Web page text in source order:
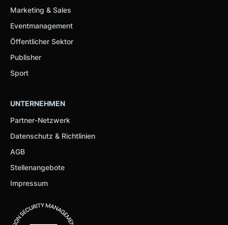
Marketing & Sales
Eventmanagement
Öffentlicher Sektor
Publisher
Sport
UNTERNEHMEN
Partner-Netzwerk
Datenschutz & Richtlinien
AGB
Stellenangebote
Impressum